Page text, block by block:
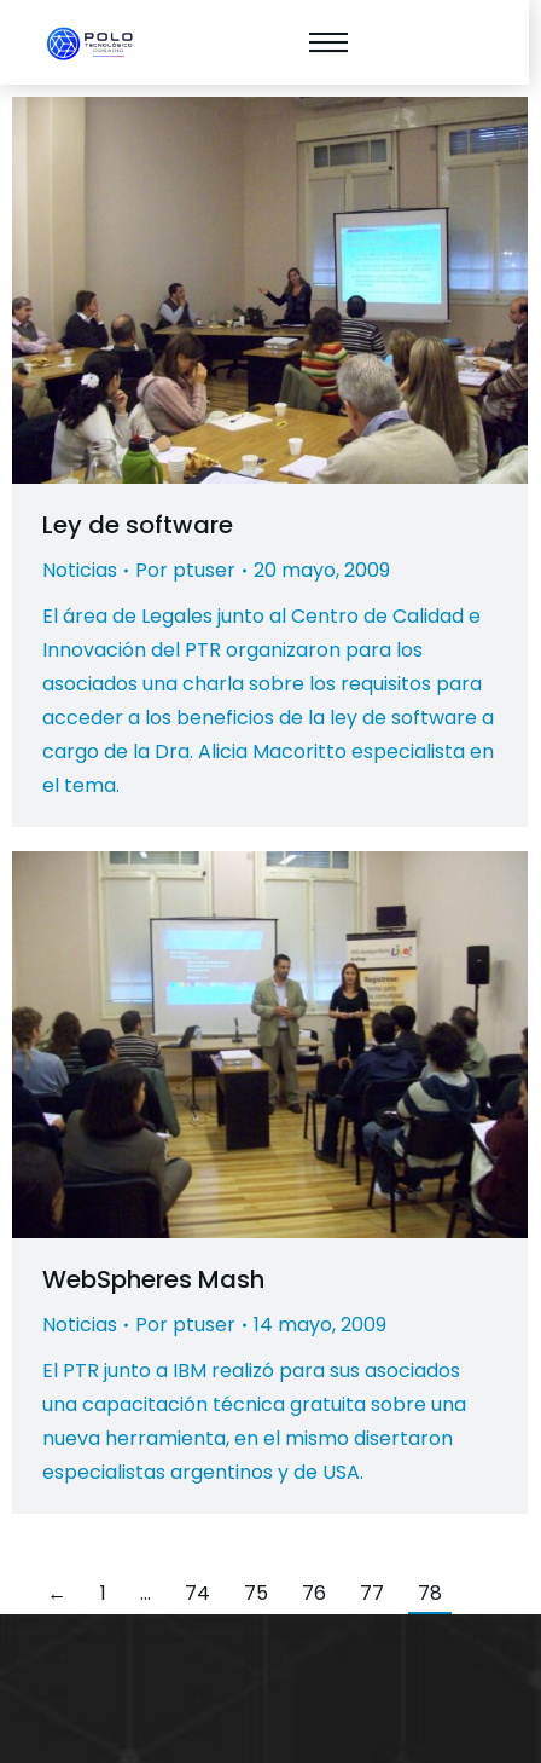
Ley de software
Noticias Por ptuser
20 mayo, 2009
El área de Legales junto al Centro de Calidad e
Innovación del PTR organizaron para los
asociados una charla sobre los requisitos para
acceder a los beneficios de la ley de software a
cargo de la Dra. Alicia Macoritto especialista en
el tema.
WebSpheres Mash
Noticias Por ptuser
14 mayo, 2009
El PTR junto a IBM realizó para sus asociados
una capacitación técnica gratuita sobre una
nueva herramienta, en el mismo disertaron
especialistas argentinos y de USA.
← 1 … 74 75 76 77 78